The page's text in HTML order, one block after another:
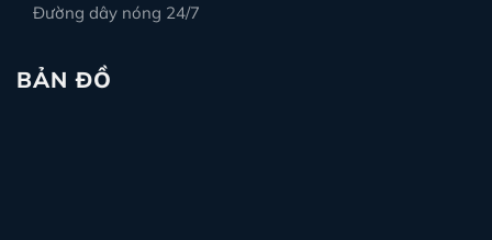
Đường dây nóng 24/7
BẢN ĐỒ